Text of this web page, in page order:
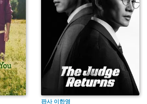
판사 이한영